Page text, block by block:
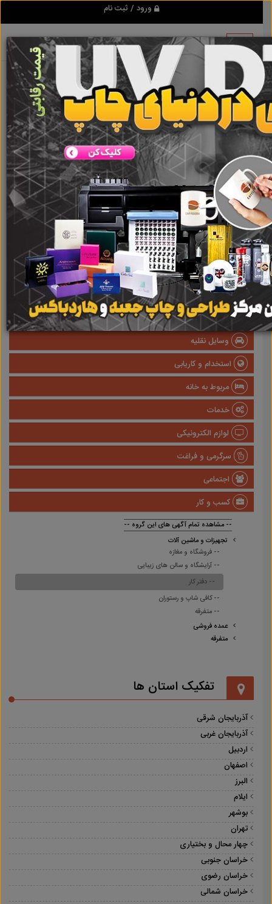
ورود / ثبت نام
هیچ آگهی در این گروه ثبت نشده
است
گروه ها
املاک
صنعتی
پزشکی و سلامت
وسایل نقلیه
استخدام و کاریابی
مربوط به خانه
خدمات
لوازم الکترونیکی
سرگرمی و فراغت
اجتماعی
کسب و کار
-- مشاهده تمام آگهی های این گروه --
تجهیزات و ماشین آلات
-- فروشگاه و مغازه
-- آرایشگاه و سالن های زیبایی
-- دفتر کار
-- کافی شاپ و رستوران
-- متفرقه
عمده فروشی
متفرقه
تفکیک استان ها
آذربایجان شرقی
آذربایجان غربی
اردبیل
اصفهان
البرز
ایلام
بوشهر
تهران
چهار محال و بختیاری
خراسان جنوبی
خراسان رضوی
خراسان شمالی